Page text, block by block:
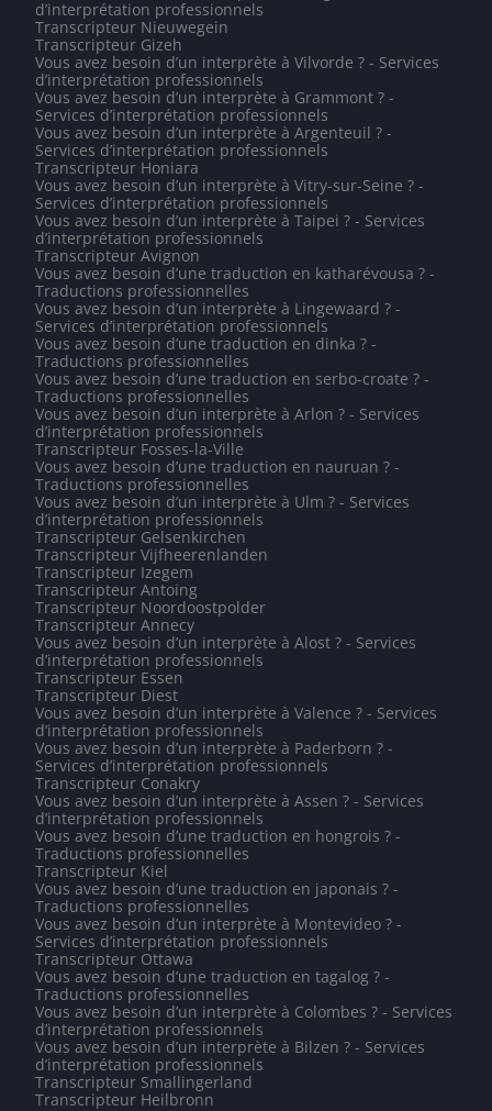
d’interprétation professionnels
Transcripteur Nieuwegein
Transcripteur Gizeh
Vous avez besoin d’un interprète à Vilvorde ? - Services
d’interprétation professionnels
Vous avez besoin d’un interprète à Grammont ? -
Services d’interprétation professionnels
Vous avez besoin d’un interprète à Argenteuil ? -
Services d’interprétation professionnels
Transcripteur Honiara
Vous avez besoin d’un interprète à Vitry-sur-Seine ? -
Services d’interprétation professionnels
Vous avez besoin d’un interprète à Taipei ? - Services
d’interprétation professionnels
Transcripteur Avignon
Vous avez besoin d’une traduction en katharévousa ? -
Traductions professionnelles
Vous avez besoin d’un interprète à Lingewaard ? -
Services d’interprétation professionnels
Vous avez besoin d’une traduction en dinka ? -
Traductions professionnelles
Vous avez besoin d’une traduction en serbo-croate ? -
Traductions professionnelles
Vous avez besoin d’un interprète à Arlon ? - Services
d’interprétation professionnels
Transcripteur Fosses-la-Ville
Vous avez besoin d’une traduction en nauruan ? -
Traductions professionnelles
Vous avez besoin d’un interprète à Ulm ? - Services
d’interprétation professionnels
Transcripteur Gelsenkirchen
Transcripteur Vijfheerenlanden
Transcripteur Izegem
Transcripteur Antoing
Transcripteur Noordoostpolder
Transcripteur Annecy
Vous avez besoin d’un interprète à Alost ? - Services
d’interprétation professionnels
Transcripteur Essen
Transcripteur Diest
Vous avez besoin d’un interprète à Valence ? - Services
d’interprétation professionnels
Vous avez besoin d’un interprète à Paderborn ? -
Services d’interprétation professionnels
Transcripteur Conakry
Vous avez besoin d’un interprète à Assen ? - Services
d’interprétation professionnels
Vous avez besoin d’une traduction en hongrois ? -
Traductions professionnelles
Transcripteur Kiel
Vous avez besoin d’une traduction en japonais ? -
Traductions professionnelles
Vous avez besoin d’un interprète à Montevideo ? -
Services d’interprétation professionnels
Transcripteur Ottawa
Vous avez besoin d’une traduction en tagalog ? -
Traductions professionnelles
Vous avez besoin d’un interprète à Colombes ? - Services
d’interprétation professionnels
Vous avez besoin d’un interprète à Bilzen ? - Services
d’interprétation professionnels
Transcripteur Smallingerland
Transcripteur Heilbronn